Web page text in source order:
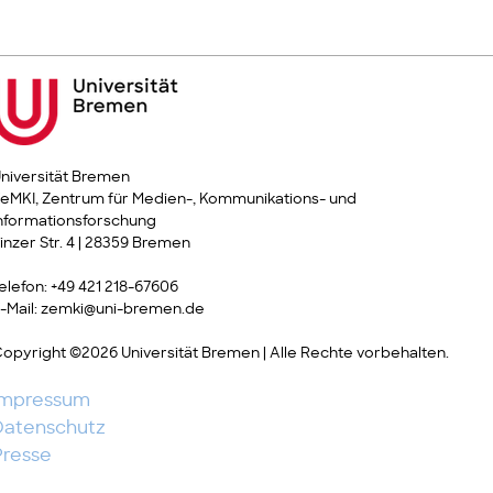
Bremen
Zentrum für Medien-, Kommunikations- und
Str. 4 | 28359 Bremen
+49 421 218-67606
Mail: zemki@uni-bremen.de
©2026 Universität Bremen | Alle Rechte vorbehalten.